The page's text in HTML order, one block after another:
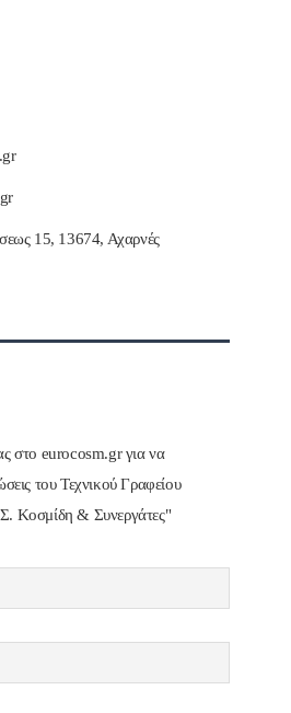
15, 13674, Αχαρνές
στο eurocosm.gr για να
του Τεχνικού Γραφείου
Κοσμίδη & Συνεργάτες"